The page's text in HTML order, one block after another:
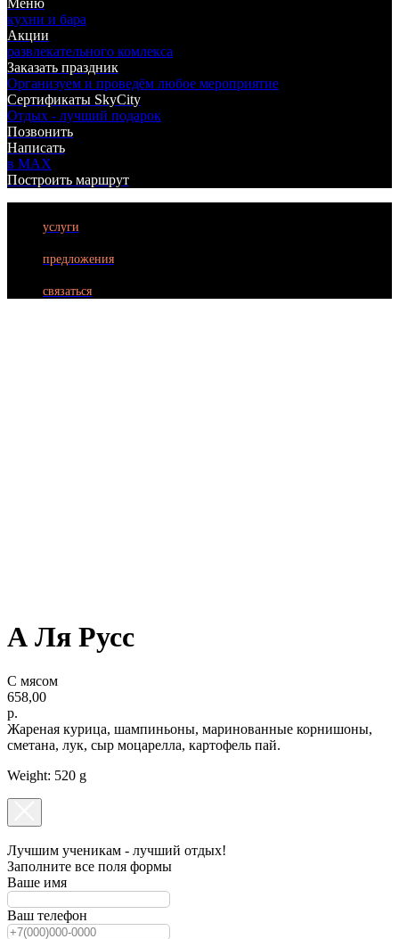
БИЛЬЯРД
ЛАЗЕРТАГ
Меню
кухни и бара
Акции
развлекательного комлекса
Заказать праздник
Организуем и проведём любое мероприятие
Сертификаты SkyCity
Отдых - лучший подарок
Позвонить
Написать
в MAX
Построить маршрут
услуги
предложения
связаться
А Ля Русс
С мясом
658,00
р.
Жареная курица, шампиньоны, маринованные корнишоны,
сметана, лук, сыр моцарелла, картофель пай.
Weight: 520 g
Лучшим ученикам - лучший отдых!
Заполните все поля формы
Ваше имя
Ваш телефон